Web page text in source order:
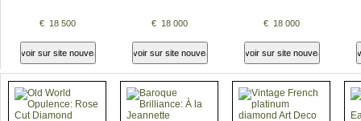
€ 18 500 € 18 000 € 18 000